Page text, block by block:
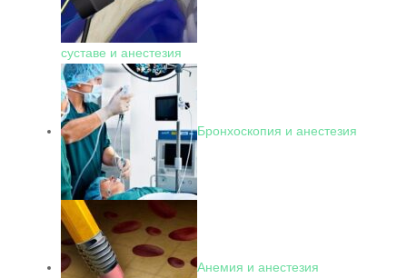
суставе и анестезия
Бронхоскопия и анестезия
Анемия и анестезия